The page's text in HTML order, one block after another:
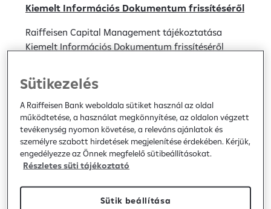
Kiemelt Információs Dokumentum frissítéséről
Raiffeisen Capital Management tájékoztatása
Kiemelt Információs Dokumentum frissítéséről
Bank közzététel /
Módosul a Raiffeisen Befektetési Alapkezelő
Zrt. által kezelt befektetési alap kezelési
szabályzata
Sütikezelés
A Raiffeisen Bank weboldala sütiket használ az oldal
működtetése, a használat megkönnyítése, az oldalon végzett
tevékenység nyomon követése, a releváns ajánlatok és
személyre szabott hirdetések megjelenítése érdekében. Kérjük,
engedélyezze az Önnek megfelelő sütibeállításokat.
Részletes süti tájékoztató
Sütik beállítása